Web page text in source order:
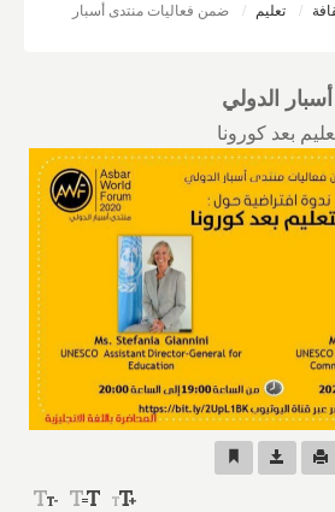
تعليم
ضمن فعاليات منتدى أسبار
الدولي
بعد كورونا